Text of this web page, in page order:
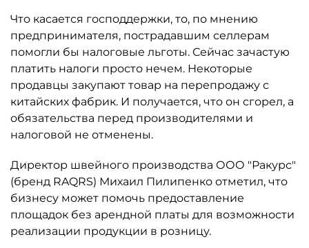
Что касается господдержки, то, по мнению
предпринимателя, пострадавшим селлерам
помогли бы налоговые льготы. Сейчас зачастую
платить налоги просто нечем. Некоторые
продавцы закупают товар на перепродажу с
китайских фабрик. И получается, что он сгорел, а
обязательства перед производителями и
налоговой не отменены.
Директор швейного производства ООО "Ракурс"
(бренд RAQRS) Михаил Пилипенко отметил, что
бизнесу может помочь предоставление
площадок без арендной платы для возможности
реализации продукции в розницу.